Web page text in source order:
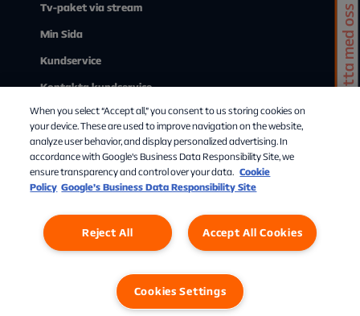
Tv-paket via stream
Min Sida
Kundservice
Kontakta kundservice
Om Allente
Personuppgifter CookiesCookies Settings
Chatta med oss
When you select “Accept all,” you consent to us storing cookies on
your device. These are used to improve navigation on the website,
analyze user behavior, and display personalized advertising. In
accordance with Google's Business Data Responsibility Site, we
ensure transparency and control over your data. Cookie
Policy Google’s Business Data Responsibility Site
Accept All Cookies
Reject All
Cookies Settings